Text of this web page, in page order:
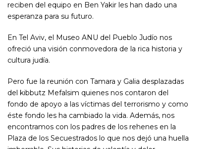
reciben del equipo en Ben Yakir les han dado una
esperanza para su futuro.
En Tel Aviv, el Museo ANU del Pueblo Judío nos
ofreció una visión conmovedora de la rica historia y
cultura judía.
Pero fue la reunión con Tamara y Galia desplazadas
del kibbutz Mefalsim quienes nos contaron del
fondo de apoyo a las víctimas del terrorismo y como
éste fondo les ha cambiado la vida. Además, nos
encontramos con los padres de los rehenes en la
Plaza de los Secuestrados lo que nos dejó una huella